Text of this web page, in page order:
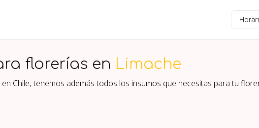
florerías en Limache
Chile, tenemos además todos los insumos que necesitas para tu